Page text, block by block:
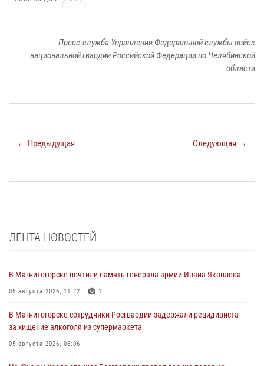
Пресс-служба Управления Федеральной службы войск
национальной гвардии Российской Федерации по Челябинской
области
← Предыдущая Следующая →
ЛЕНТА НОВОСТЕЙ
В Магнитогорске почтили память генерала армии Ивана Яковлева
05 августа 2026, 11:22 1
В Магнитогорске сотрудники Росгвардии задержали рецидивиста
за хищение алкоголя из супермаркета
05 августа 2026, 06:06